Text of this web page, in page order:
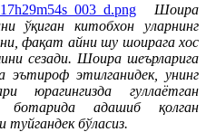
Шоира
ўқиган китобхон уларнинг
фақат айни шу шоирага хос
сезади. Шоира шеърларига
эътироф этилганидек, унинг
юрагингизда гуллаётган
ботарида адашиб қолган
бўласиз.